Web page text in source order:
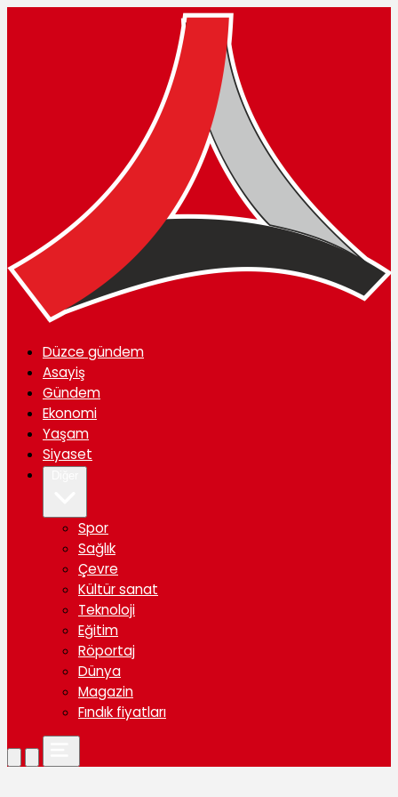
Düzce gündem
Asayiş
Gündem
Ekonomi
Yaşam
Siyaset
Spor
Sağlık
Çevre
Kültür sanat
Teknoloji
Eğitim
Röportaj
Dünya
Magazin
Fındık fiyatları